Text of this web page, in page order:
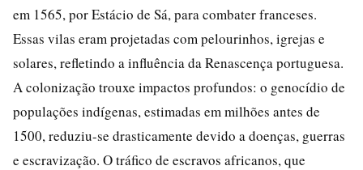
em 1565, por Estácio de Sá, para combater franceses.
Essas vilas eram projetadas com pelourinhos, igrejas e
solares, refletindo a influência da Renascença portuguesa.
A colonização trouxe impactos profundos: o genocídio de
populações indígenas, estimadas em milhões antes de
1500, reduziu-se drasticamente devido a doenças, guerras
e escravização. O tráfico de escravos africanos, que